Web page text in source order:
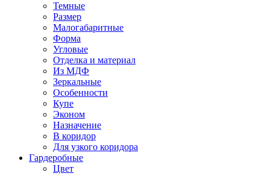
Темные
Размер
Малогабаритные
Форма
Угловые
Отделка и материал
Из МДФ
Зеркальные
Особенности
Купе
Эконом
Назначение
В коридор
Для узкого коридора
Гардеробные
Цвет